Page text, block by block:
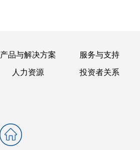
产品与解决方案 服务与支持
人力资源 投资者关系